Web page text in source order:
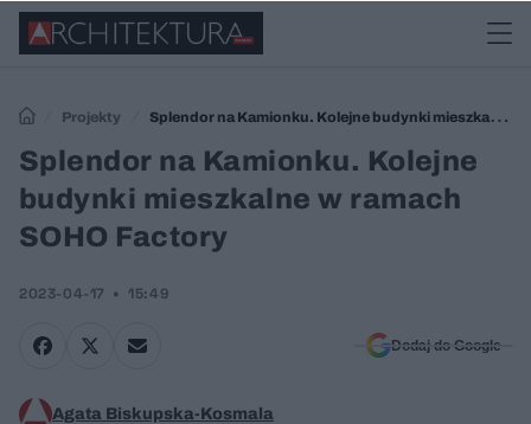
Projekty
Splendor na Kamionku. Kolejne budynki mieszkalne w
ramach SOHO Factory
Splendor na Kamionku. Kolejne
budynki mieszkalne w ramach
SOHO Factory
2023-04-17 15:49
Dodaj do Google
Agata Biskupska-Kosmala